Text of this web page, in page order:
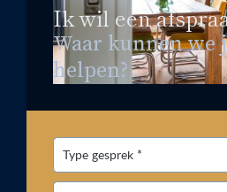
Ik wil een
Waar kunnen we
helpen?